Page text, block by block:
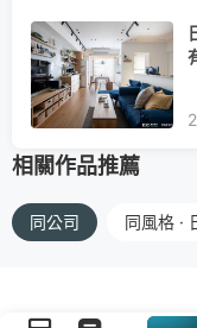
相關作品推薦
同公司 同風格 ·